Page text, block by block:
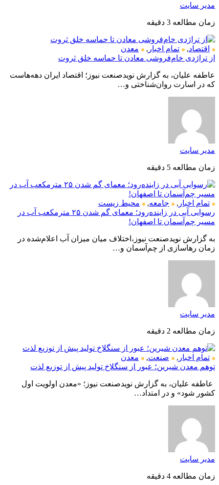
مدیر سایت
زمان مطالعه 3 دقیقه
اقتصاد, تمام اخبار ,
معدن
از تراژدی خام‌فروشی معادن تا حماسه خلق ثروت
عاطفه علیان، به گزارش نویدصنعت نیوز؛ اقتصاد ایران دهه‌هاست
که در اسارت روان‌شناختی و…
مدیر سایت
زمان مطالعه 5 دقیقه
تمام اخبار , جامعه,
محیط زیست
رسوایی آبی در زاینده‌رود؛ معمای گم شدن ۲۵ مترمکعب آب در
مسیر چم‌آسمان تا اصفهان!
به گزارش نویدصنعت نیوز،اختلاف میان میزان آب اعلام‌شده در
زمان رهاسازی از چم‌آسمان و…
مدیر سایت
زمان مطالعه 2 دقیقه
تمام اخبار , صنعت,
معدن
توهم معدن شیرین؛ عبور از سنگلاخ تولید پیش از توزیع لذت
عاطفه علیان، به گزارش نویدصنعت نیوز؛ «معدن اولویت اول
کشور شود» و در امتداد…
مدیر سایت
زمان مطالعه 4 دقیقه